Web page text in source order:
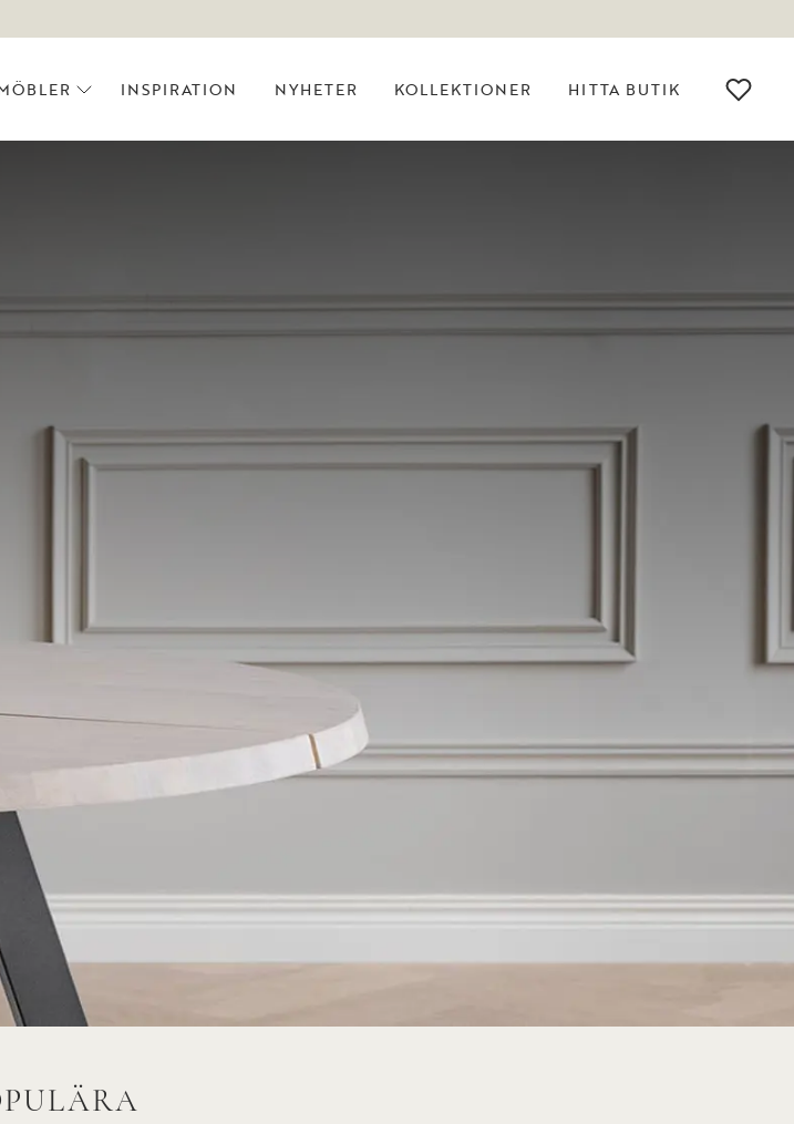
INSPIRATION NYHETER KOLLEKTIONER HITTA BUTIK